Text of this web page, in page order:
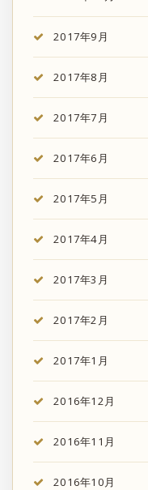
2017年9月
2017年8月
2017年7月
2017年6月
2017年5月
2017年4月
2017年3月
2017年2月
2017年1月
2016年12月
2016年11月
2016年10月